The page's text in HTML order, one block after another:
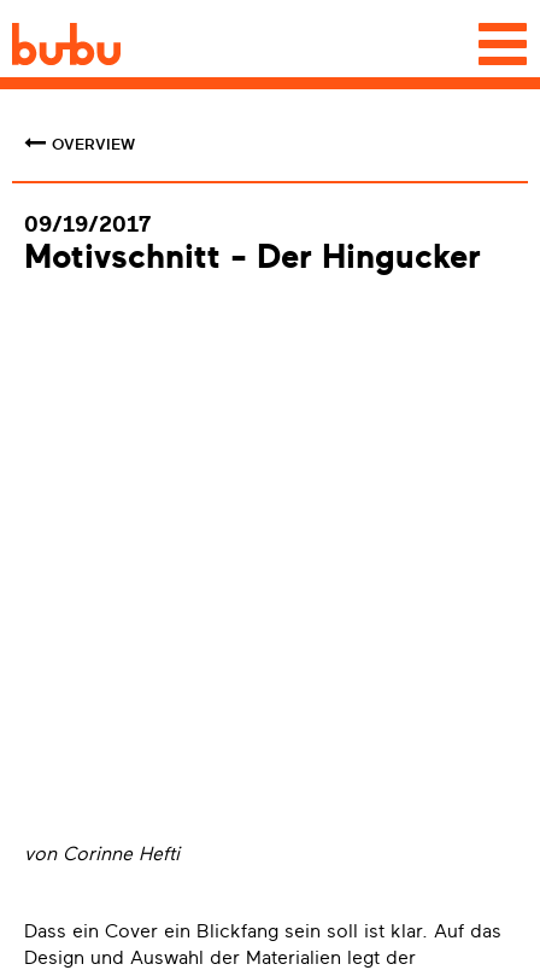
OVERVIEW
09/19/2017
Motivschnitt - Der Hingucker
von Corinne Hefti
Dass ein Cover ein Blickfang sein soll ist klar. Auf das
Design und Auswahl der Materialien legt der